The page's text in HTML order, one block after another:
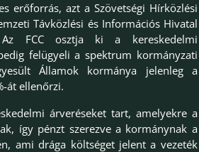
erőforrás, azt a Szövetségi Hírközlési
Távközlési és Információs Hivatal
Az FCC osztja ki a kereskedelmi
felügyeli a spektrum kormányzati
Államok kormánya jelenleg a
át ellenőrzi.
árveréseket tart, amelyekre a
így pénzt szerezve a kormánynak a
ami drága költséget jelent a vezeték